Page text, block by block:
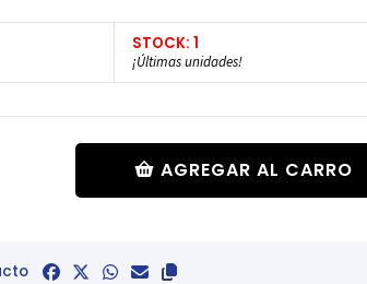
STOCK: 1
¡Últimas unidades!
AGREGAR AL CARRO